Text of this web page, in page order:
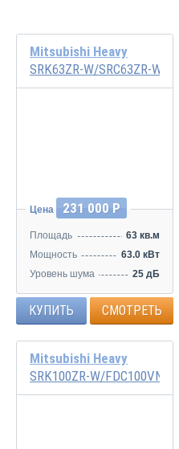
Mitsubishi Heavy
SRK63ZR-W/SRC63ZR-W
Цена 231 000 Р
Площадь
63 кв.м
Мощность
63.0 кВт
Уровень шума
25 дБ
КУПИТЬ СМОТРЕТЬ
Mitsubishi Heavy
SRK100ZR-W/FDC100VNP-W